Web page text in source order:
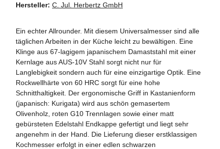
Hersteller: C. Jul. Herbertz GmbH
Ein echter Allrounder. Mit diesem Universalmesser sind alle
täglichen Arbeiten in der Küche leicht zu bewältigen. Eine
Klinge aus 67-lagigem japanischem Damaststahl mit einer
Kernlage aus AUS-10V Stahl sorgt nicht nur für
Langlebigkeit sondern auch für eine einzigartige Optik. Eine
Rockwellhärte von 60 HRC sorgt für eine hohe
Schnitthaltigkeit. Der ergonomische Griff in Kastanienform
(japanisch: Kurigata) wird aus schön gemasertem
Olivenholz, roten G10 Trennlagen sowie einer matt
gebürsteten Edelstahl Endkappe gefertigt und liegt sehr
angenehm in der Hand. Die Lieferung dieser erstklassigen
Kochmesser erfolgt in einer edlen schwarzen